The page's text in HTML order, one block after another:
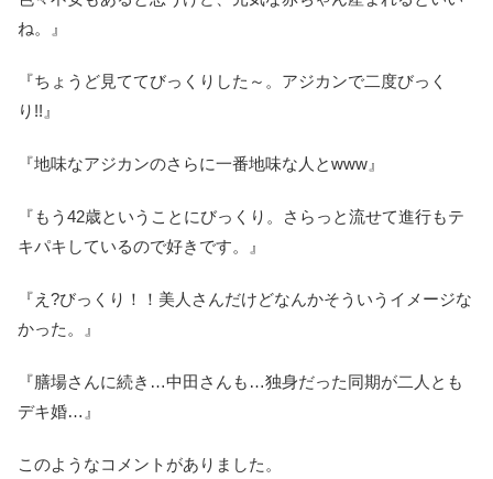
ね。』
『ちょうど見ててびっくりした～。アジカンで二度びっく
り!!』
『地味なアジカンのさらに一番地味な人とwww』
『もう42歳ということにびっくり。さらっと流せて進行もテ
キパキしているので好きです。』
『え?びっくり！！美人さんだけどなんかそういうイメージな
かった。』
『膳場さんに続き…中田さんも…独身だった同期が二人とも
デキ婚…』
このようなコメントがありました。